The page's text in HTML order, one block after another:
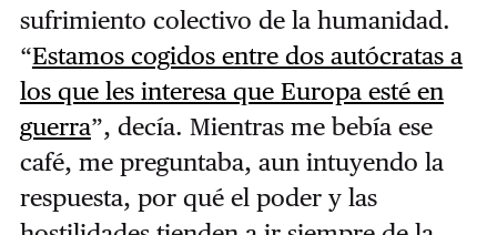
sufrimiento colectivo de la humanidad.
“Estamos cogidos entre dos autócratas a
los que les interesa que Europa esté en
guerra”, decía. Mientras me bebía ese
café, me preguntaba, aun intuyendo la
respuesta, por qué el poder y las